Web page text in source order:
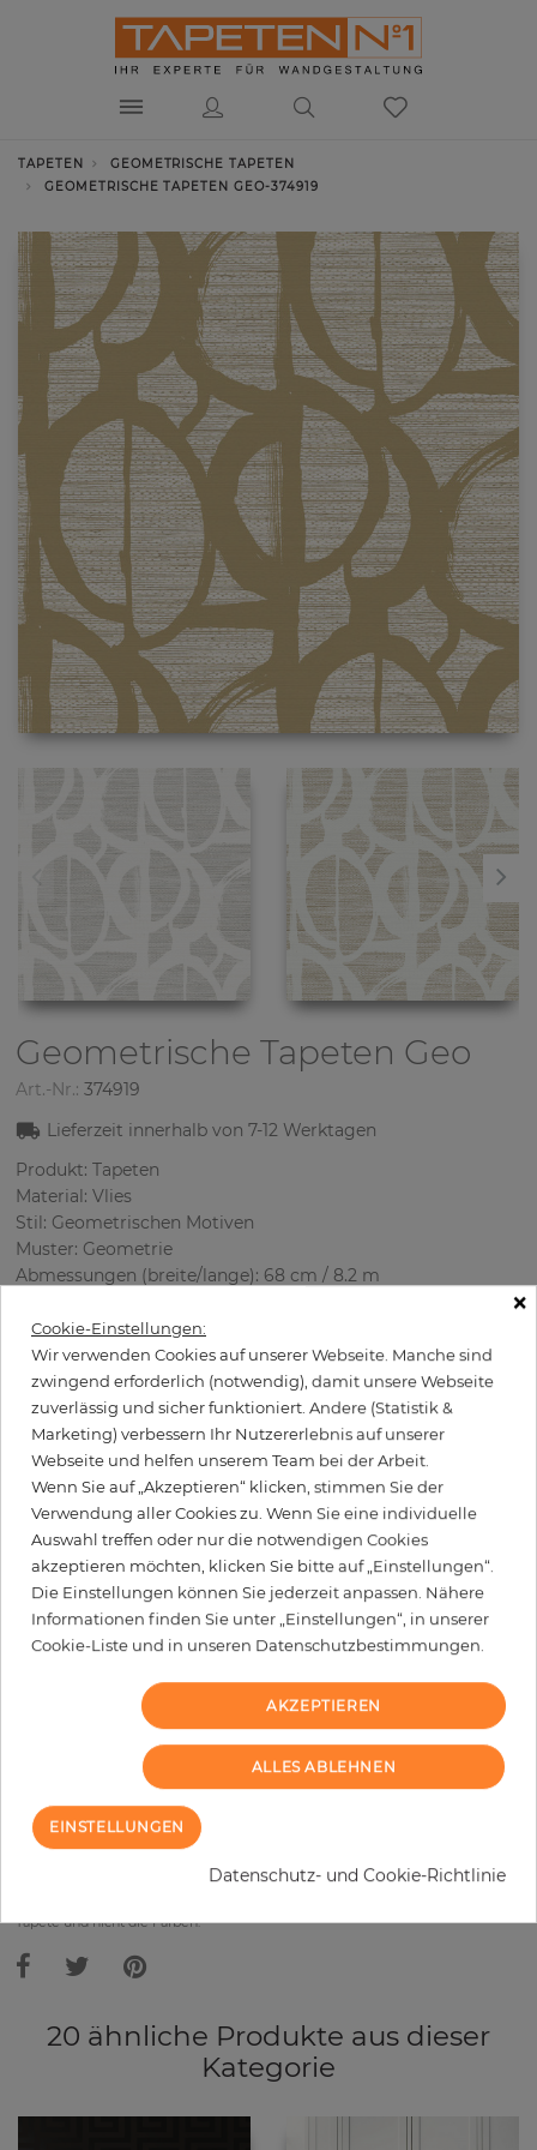
TAPETEN
GEOMETRISCHE TAPETEN
GEOMETRISCHE TAPETEN GEO-374919
Geometrische Tapeten Geo
Art.-Nr.: 374919
Lieferzeit innerhalb von7-12 Werktagen
Produkt: Tapeten
Material: Vlies
Stil: Geometrischen Motiven
Muster: Geometrie
Abmessungen (breite/lange): 68 cm / 8.2 m
Verwendung: Büro, Wohnzimmer
Farbe: Beige
Musterfarbe: Gold
99,50 € per Rolle
Inkl. 19% MwSt. zzgl. Versand
Grundpreis pro m² - 17,84 €
Wird Kleister benötigt?
+
IN DEN WARENKORB
MUSTER BESTELLEN
Bitte bedenken Sie, dass es aufgrund unterschiedlicher
Bildschirmeinstellungen zu Abweichungen vom Originalfarbton leicht
Tapete und nicht die Farben.
20 ähnliche Produkte aus dieser
Kategorie
×
Cookie-Einstellungen:
Wir verwenden Cookies auf unserer Webseite. Manche sind
zwingend erforderlich (notwendig), damit unsere Webseite
zuverlässig und sicher funktioniert. Andere (Statistik &
Marketing) verbessern Ihr Nutzererlebnis auf unserer
Webseite und helfen unserem Team bei der Arbeit.
Wenn Sie auf „Akzeptieren“ klicken, stimmen Sie der
Verwendung aller Cookies zu. Wenn Sie eine individuelle
Auswahl treffen oder nur die notwendigen Cookies
akzeptieren möchten, klicken Sie bitte auf „Einstellungen“.
Die Einstellungen können Sie jederzeit anpassen. Nähere
Informationen finden Sie unter „Einstellungen“, in unserer
Cookie-Liste und in unseren Datenschutzbestimmungen.
AKZEPTIEREN
ALLES ABLEHNEN
EINSTELLUNGEN
Datenschutz- und Cookie-Richtlinie